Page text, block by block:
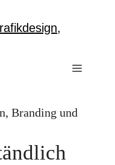
Menü
Branding und